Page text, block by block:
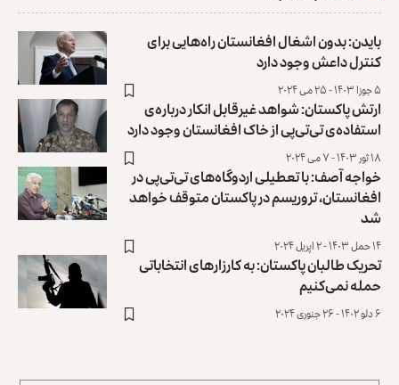
بایدن: بدون اشغال افغانستان راه‌هایی برای
کنترل داعش وجود دارد
۵ جوزا ۱۴۰۳ - ۲۵ می ۲۰۲۴
ارتش پاکستان: شواهد غیرقابل‌ انکار درباره‌ی
استفاده‌ی تی‌تی‌پی از خاک افغانستان وجود دارد
۱۸ ثور ۱۴۰۳ - ۷ می ۲۰۲۴
خواجه آصف: با تعطیلی اردوگاه‌های تی‌تی‌پی در
افغانستان، تروریسم در پاکستان متوقف خواهد
شد
۱۴ حمل ۱۴۰۳ - ۲ اپریل ۲۰۲۴
تحریک طالبان پاکستان: به کارزارهای انتخاباتی
حمله نمی‌کنیم
۶ دلو ۱۴۰۲ - ۲۶ جنوری ۲۰۲۴